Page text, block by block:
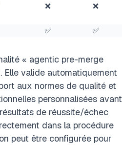
❌ ❌
✅ ✅
« agentic pre-merge
Elle valide automatiquement
aux normes de qualité et
personnalisées avant
de réussite/échec
dans la procédure
peut être configurée pour